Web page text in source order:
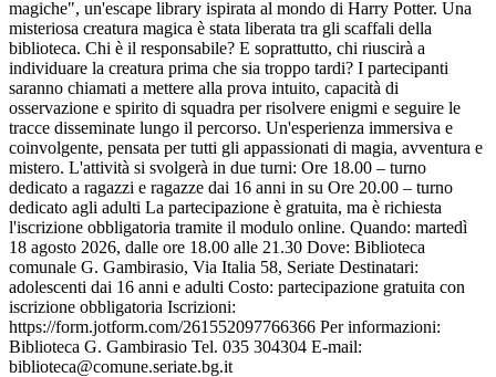
magiche", un'escape library ispirata al mondo di Harry Potter. Una
misteriosa creatura magica è stata liberata tra gli scaffali della
biblioteca. Chi è il responsabile? E soprattutto, chi riuscirà a
individuare la creatura prima che sia troppo tardi? I partecipanti
saranno chiamati a mettere alla prova intuito, capacità di
osservazione e spirito di squadra per risolvere enigmi e seguire le
tracce disseminate lungo il percorso. Un'esperienza immersiva e
coinvolgente, pensata per tutti gli appassionati di magia, avventura e
mistero. L'attività si svolgerà in due turni: Ore 18.00 – turno
dedicato a ragazzi e ragazze dai 16 anni in su Ore 20.00 – turno
dedicato agli adulti La partecipazione è gratuita, ma è richiesta
l'iscrizione obbligatoria tramite il modulo online. Quando: martedì
18 agosto 2026, dalle ore 18.00 alle 21.30 Dove: Biblioteca
comunale G. Gambirasio, Via Italia 58, Seriate Destinatari:
adolescenti dai 16 anni e adulti Costo: partecipazione gratuita con
iscrizione obbligatoria Iscrizioni:
https://form.jotform.com/261552097766366 Per informazioni:
Biblioteca G. Gambirasio Tel. 035 304304 E-mail:
biblioteca@comune.seriate.bg.it